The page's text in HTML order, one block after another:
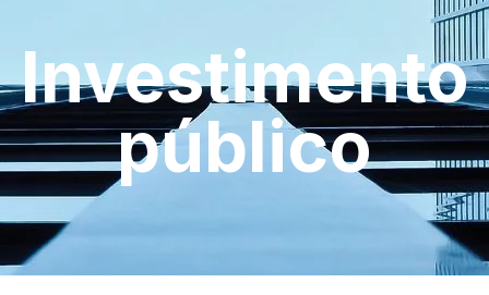
Investimento
público